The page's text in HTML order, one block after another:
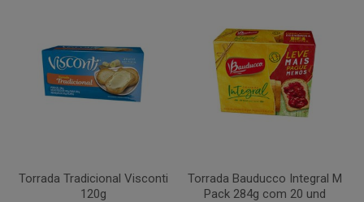
Torrada Tradicional Visconti
120g
Torrada Bauducco Integral M
Pack 284g com 20 und